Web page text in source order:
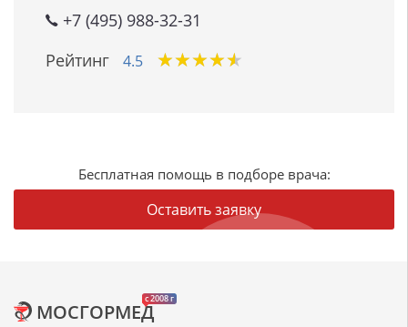
+7 (495) 988-32-31
Рейтинг
4.5 ★★★★★
★★★★★
Бесплатная помощь в подборе врача:
Оставить заявку
c 2008 г
МОСГОРМЕД